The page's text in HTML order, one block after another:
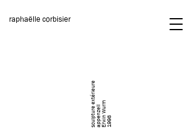
raphaëlle corbisier
sculpture extérieureappenzellErwin Wurm1998